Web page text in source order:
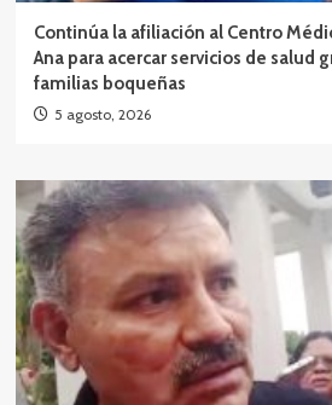
Continúa la afiliación al Centro
Ana para acercar servicios de salud
familias boqueñas
5 agosto, 2026